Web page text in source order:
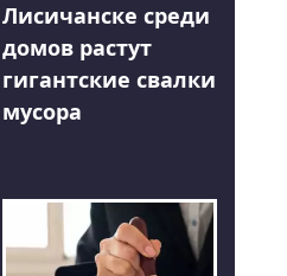
Лисичанске среди
домов растут
гигантские свалки
мусора